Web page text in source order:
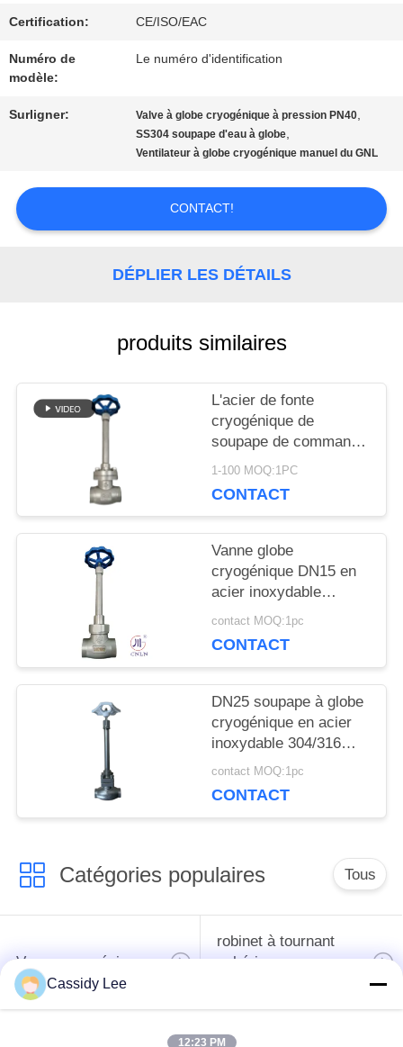
CONTRÔLE
DE
CONTACTEZ-
NOUS
NOUVELLES
DEMANDEZ
CITATION
PLAN
POLITIQUE
CONFIDENTIALITÉ
Certification: CE/ISO/EAC
Numéro de
modèle:
Le numéro d'identification
Surligner: Valve à globe cryogénique à pression PN40,
SS304 soupape d'eau à globe,
Ventilateur à globe cryogénique manuel du GNL
CONTACT!
DÉPLIER LES DÉTAILS
produits similaires
L'acier de fonte
cryogénique de
soupape de commande
de globe ou l'acier
le matériel aux besoins
1-100 MOQ:1PC
CONTACT
Vanne globe
cryogénique DN15 en
acier inoxydable
304/316 5.0 MPa
contact MOQ:1pc
CONTACT
DN25 soupape à globe
cryogénique en acier
inoxydable 304/316
avec joint PTFE et
CF8/CF3 pour -196°C à
contact MOQ:1pc
CONTACT
Catégories populaires Tous
Vanne cryogénique
robinet à tournant
sphérique
soupape de sûreté
Cassidy Lee
12:23 PM